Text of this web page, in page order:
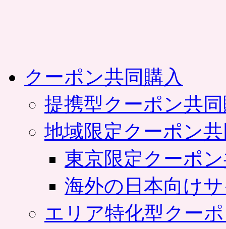
クーポン共同購入
提携型クーポン共
地域限定クーポン
東京限定クーポ
海外の日本向け
エリア特化型クー